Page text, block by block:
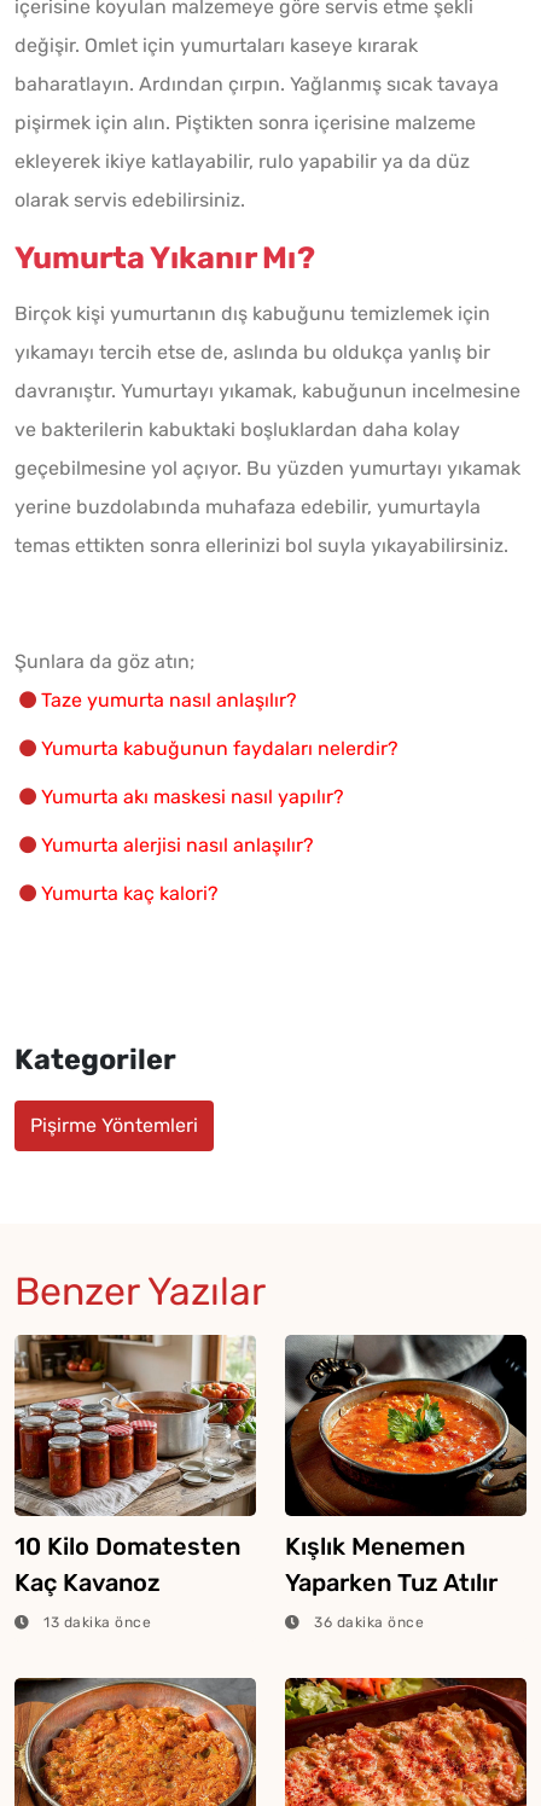
içerisine koyulan malzemeye göre servis etme şekli
değişir. Omlet için yumurtaları kaseye kırarak
baharatlayın. Ardından çırpın. Yağlanmış sıcak tavaya
pişirmek için alın. Piştikten sonra içerisine malzeme
ekleyerek ikiye katlayabilir, rulo yapabilir ya da düz
olarak servis edebilirsiniz.
Yumurta Yıkanır Mı?
Birçok kişi yumurtanın dış kabuğunu temizlemek için
yıkamayı tercih etse de, aslında bu oldukça yanlış bir
davranıştır. Yumurtayı yıkamak, kabuğunun incelmesine
ve bakterilerin kabuktaki boşluklardan daha kolay
geçebilmesine yol açıyor. Bu yüzden yumurtayı yıkamak
yerine buzdolabında muhafaza edebilir, yumurtayla
temas ettikten sonra ellerinizi bol suyla yıkayabilirsiniz.
Şunlara da göz atın;
Taze yumurta nasıl anlaşılır?
Yumurta kabuğunun faydaları nelerdir?
Yumurta akı maskesi nasıl yapılır?
Yumurta alerjisi nasıl anlaşılır?
Yumurta kaç kalori?
Kategoriler
Pişirme Yöntemleri
Benzer Yazılar
10 Kilo Domatesten
Kaç Kavanoz
Menemen Çıkar?
13 dakika önce
Kışlık Menemen
Yaparken Tuz Atılır
Mı?36 dakika önce